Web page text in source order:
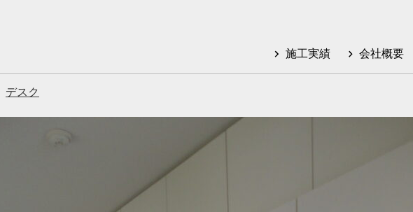
施工実績 会社概要
デスク